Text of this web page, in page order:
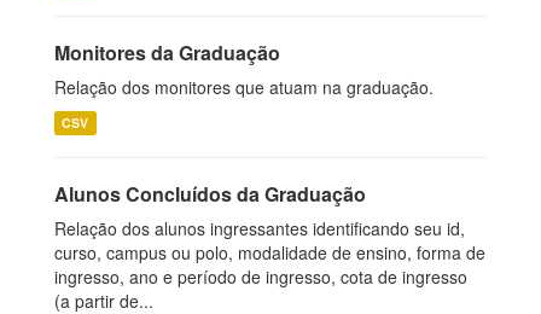
Monitores da Graduação
Relação dos monitores que atuam na graduação.
CSV
Alunos Concluídos da Graduação
Relação dos alunos ingressantes identificando seu id,
curso, campus ou polo, modalidade de ensino, forma de
ingresso, ano e período de ingresso, cota de ingresso
(a partir de...